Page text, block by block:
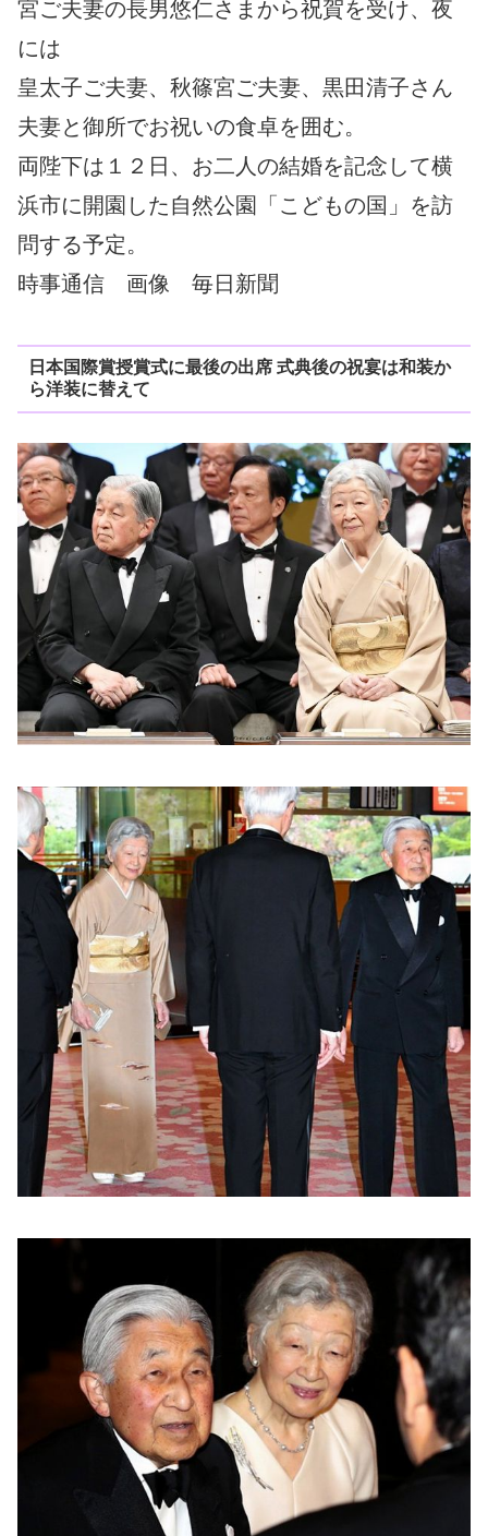
宮ご夫妻の長男悠仁さまから祝賀を受け、夜
には
皇太子ご夫妻、秋篠宮ご夫妻、黒田清子さん
夫妻と御所でお祝いの食卓を囲む。
両陛下は１２日、お二人の結婚を記念して横
浜市に開園した自然公園「こどもの国」を訪
問する予定。
時事通信 画像 毎日新聞
日本国際賞授賞式に最後の出席 式典後の祝宴は和装か
ら洋装に替えて